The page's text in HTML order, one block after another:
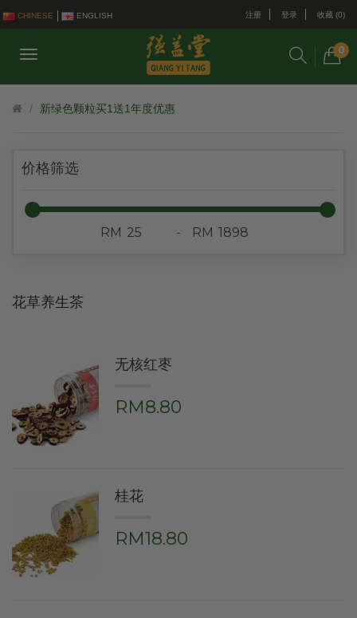
CHINESE ENGLISH 注册 登录 收藏 (0)
0
新绿色颗粒买1送1年度优惠
价格筛选
RM - RM
花草养生茶
无核红枣
RM8.80
桂花
RM18.80